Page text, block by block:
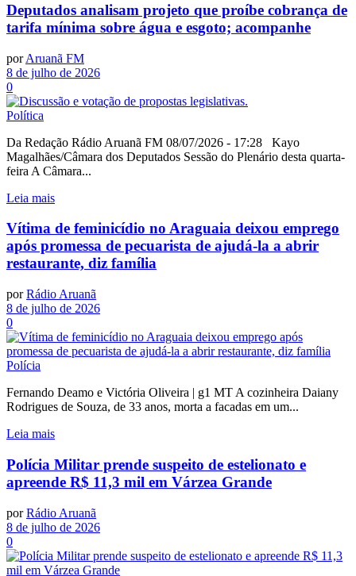
Deputados analisam projeto que proíbe cobrança de
tarifa mínima sobre água e esgoto; acompanhe
por Aruanã FM
8 de julho de 2026
0
Política
Da Redação Rádio Aruanã FM 08/07/2026 - 17:28 Kayo
Magalhães/Câmara dos Deputados Sessão do Plenário desta quarta-
feira A Câmara...
Leia mais
Vítima de feminicídio no Araguaia deixou emprego
após promessa de pecuarista de ajudá-la a abrir
restaurante, diz família
por Rádio Aruanã
8 de julho de 2026
0
Polícia
Fernando Deamo e Victória Oliveira | g1 MT A cozinheira Daiany
Rodrigues de Souza, de 33 anos, morta a facadas em um...
Leia mais
Polícia Militar prende suspeito de estelionato e
apreende R$ 11,3 mil em Várzea Grande
por Rádio Aruanã
8 de julho de 2026
0